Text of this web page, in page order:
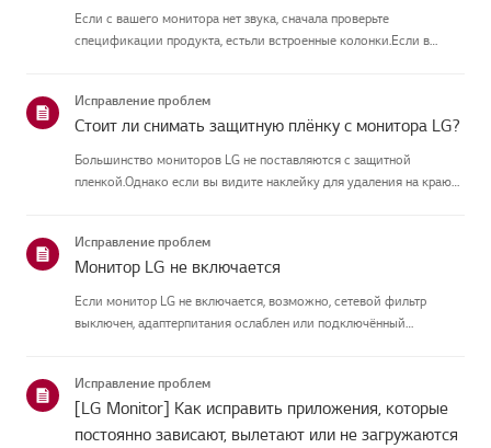
Если с вашего монитора нет звука, сначала проверьте
спецификации продукта, естьли встроенные колонки.Если в
настройки зву...
Исправление проблем
Стоит ли снимать защитную плёнку с монитора LG?
Большинство мониторов LG не поставляются с защитной
пленкой.Однако если вы видите наклейку для удаления на краю
таких случая...
Исправление проблем
Монитор LG не включается
Если монитор LG не включается, возможно, сетевой фильтр
выключен, адаптерпитания ослаблен или подключённый
питании.Затем п...
Исправление проблем
[LG Monitor] Как исправить приложения, которые
постоянно зависают, вылетают или не загружаются